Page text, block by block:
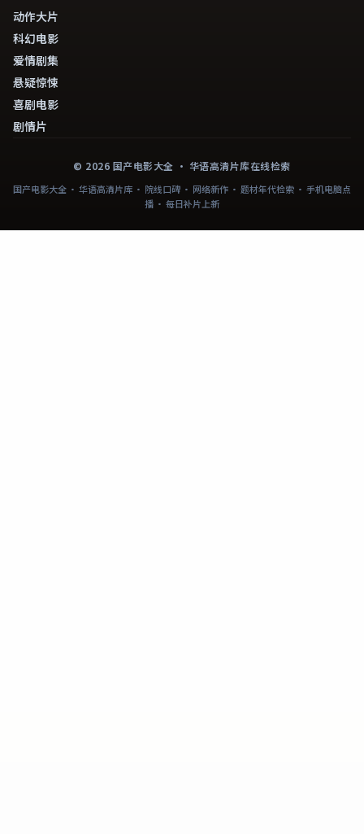
动作大片
科幻电影
爱情剧集
悬疑惊悚
喜剧电影
剧情片
© 2026 国产电影大全 · 华语高清片库在线检索
国产电影大全 · 华语高清片库 · 院线口碑 · 网络新作 · 题材年代检索 · 手机电脑点
播 · 每日补片上新